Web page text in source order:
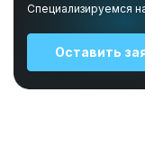
Специализируемся
Оставить